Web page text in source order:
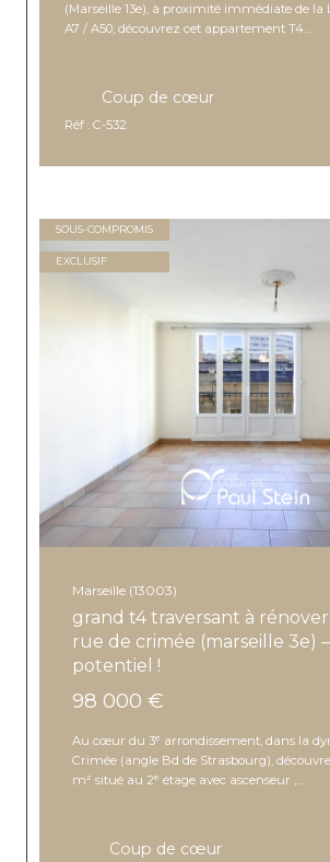
(Marseille 13e), à proximité immédiate de la
A7 / A50, découvrez cet appartement T4...
Coup de cœur
Réf : C-532
Marseille (13003)
grand t4 traversant à rénover
rue de crimée (marseille 3e)
potentiel !
98 000 €
Au cœur du 3ᵉ arrondissement, dans la
Crimée (angle Bd de Strasbourg),
m² situé au 2ᵉ étage avec ascenseur ,...
Coup de cœur
SOUS-COMPROMIS
EXCLUSIF